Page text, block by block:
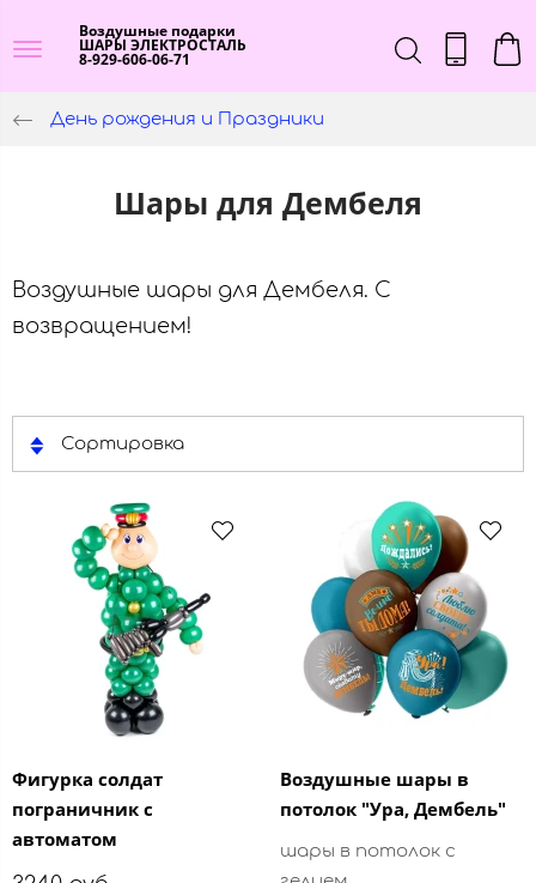
Воздушные подарки
ШАРЫ ЭЛЕКТРОСТАЛЬ
8-929-606-06-71
День рождения и Праздники
Шары для Дембеля
Воздушные шары для Дембеля. С
возвращением!
Сортировка
Фигурка солдат
пограничник с
автоматом
Воздушные шары в
потолок "Ура, Дембель"
шары в потолок с